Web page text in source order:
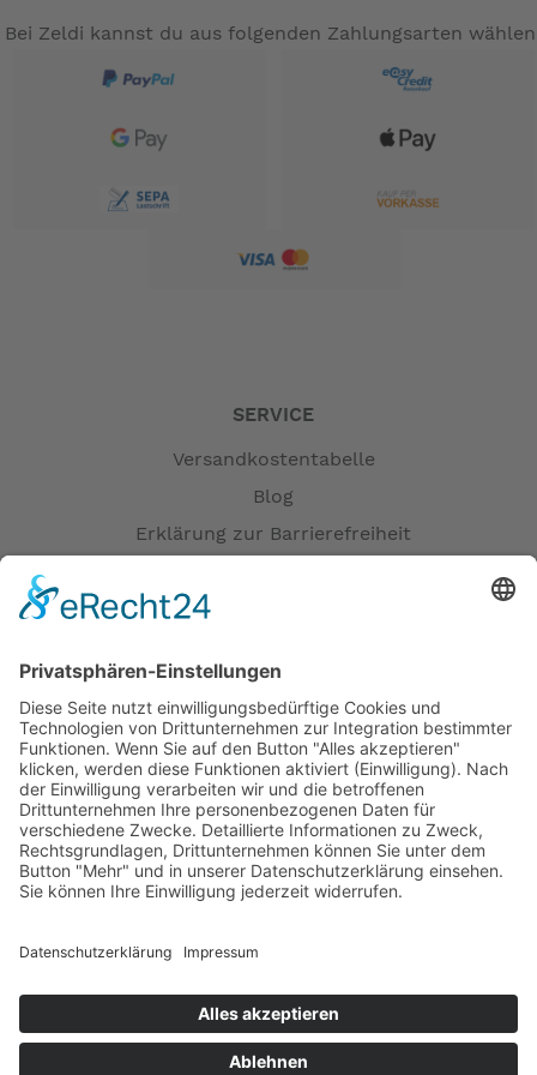
Bei Zeldi kannst du aus folgenden Zahlungsarten
SERVICE
Versandkostentabelle
Blog
Erklärung zur Barrierefreiheit
Zahlung und Versand
Öffnungszeiten
Verfügbarkeit
Größenrechner (Umlaufmaß)
Datenschutz
Fernabsatz
Rücknahme (Zelte)
Kontakt
Ergänzende Allgemeine Geschäftsbedingungen zum